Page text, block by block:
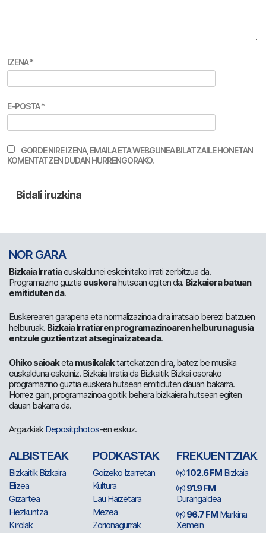
IZENA*
E-POSTA*
GORDE NIRE IZENA, EMAILA ETA WEBGUNEA BILATZAILE HONETAN
KOMENTATZEN DUDAN HURRENGORAKO.
NOR GARA
Bizkaia Irratiaeuskaldunei eskeinitako irrati zerbitzua da.
Programazino guztia euskerahutsean egiten da. Bizkaiera batuan
emitiduten da.
Euskerearen garapena eta normalizazinoa dira irratsaio berezi batzuen
helburuak. Bizkaia Irratiaren programazinoaren helburu nagusia
entzule guztientzat atsegina izatea da.
Ohiko saioaketa musikalaktartekatzen dira, batez be musika
euskalduna eskeiniz. Bizkaia Irratia da Bizkaitik Bizkai osorako
programazino guztia euskera hutsean emitiduten dauan bakarra.
Horrez gain, programazinoa goitik behera bizkaiera hutsean egiten
dauan bakarra da.
ArgazkiakDepositphotos-en eskuz.
ALBISTEAK
Bizkaitik Bizkaira
Elizea
Gizartea
Hezkuntza
Kirolak
PODKASTAK
Goizeko Izarretan
Kultura
Lau Haizetara
Mezea
Zorionagurrak
FREKUENTZIAK
102.6 FM Bizkaia
91.9 FM
Durangaldea
96.7 FM Markina
Xemein